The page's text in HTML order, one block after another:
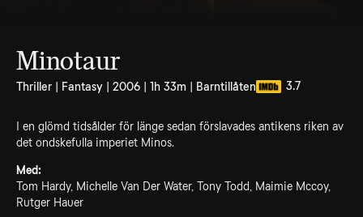
Minotaur
Thriller | Fantasy | 2006 | 1h 33m | Barntillåten 3.7
I en glömd tidsålder för länge sedan förslavades antikens riken av
det ondskefulla imperiet Minos.
Med:
Tom Hardy, Michelle Van Der Water, Tony Todd, Maimie Mccoy,
Rutger Hauer